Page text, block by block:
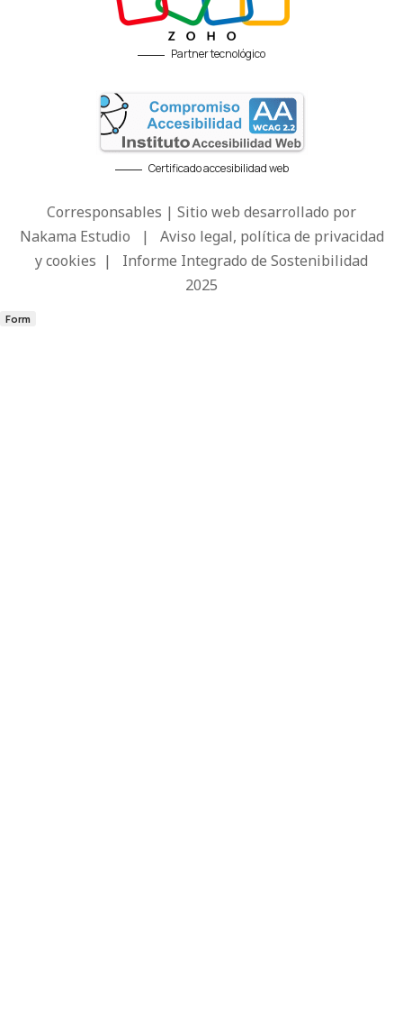
Partner tecnológico
Certificado accesibilidad web
Corresponsables | Sitio web desarrollado por
Nakama Estudio | Aviso legal, política de privacidad
y cookies | Informe Integrado de Sostenibilidad
2025
Form